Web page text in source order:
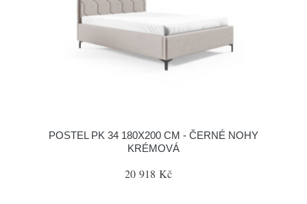
POSTEL PK 34 180X200 CM - ČERNÉ NOHY
KRÉMOVÁ
20 918 Kč